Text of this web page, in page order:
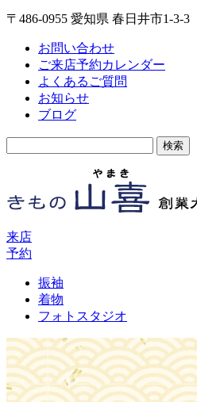
〒486-0955 愛知県 春日井市1-3-3
お問い合わせ
ご来店予約カレンダー
よくあるご質問
お知らせ
ブログ
来店
予約
振袖
着物
フォトスタジオ